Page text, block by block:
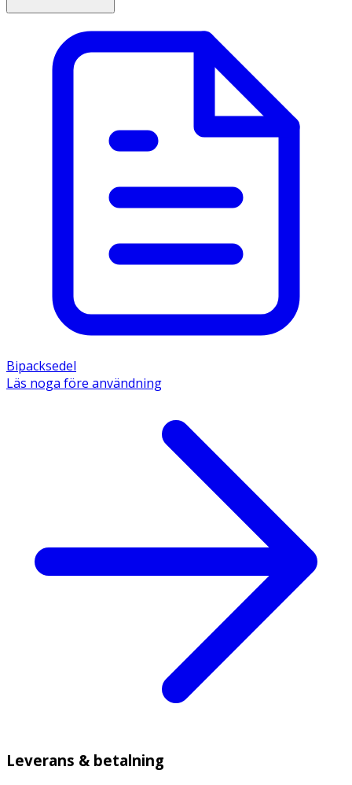
Bipacksedel
Läs noga före användning
Leverans & betalning